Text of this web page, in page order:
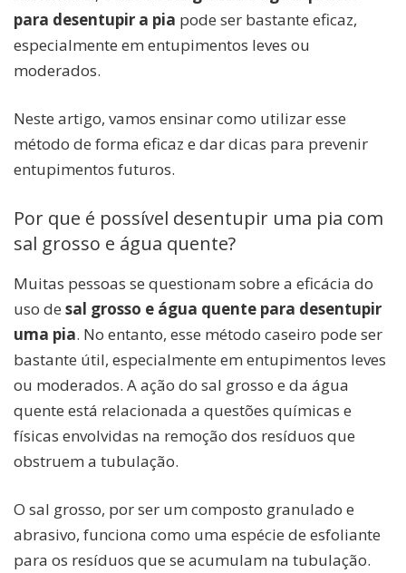
para desentupir a pia pode ser bastante eficaz,
especialmente em entupimentos leves ou
moderados.
Neste artigo, vamos ensinar como utilizar esse
método de forma eficaz e dar dicas para prevenir
entupimentos futuros.
Por que é possível desentupir uma pia com
sal grosso e água quente?
Muitas pessoas se questionam sobre a eficácia do
uso de sal grosso e água quente para desentupir
uma pia. No entanto, esse método caseiro pode ser
bastante útil, especialmente em entupimentos leves
ou moderados. A ação do sal grosso e da água
quente está relacionada a questões químicas e
físicas envolvidas na remoção dos resíduos que
obstruem a tubulação.
O sal grosso, por ser um composto granulado e
abrasivo, funciona como uma espécie de esfoliante
para os resíduos que se acumulam na tubulação.